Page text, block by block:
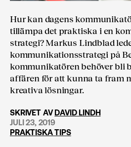
Hur kan dagens
tillämpa det praktiska i en
strategi? Markus Lindblad
kommunikations­strategi på
kommunikatören behöver bli
affären för att kunna ta fram
kreativa lösningar.
SKRIVET AVDAVID LINDH
JULI 23, 2019
PRAKTISKA TIPS